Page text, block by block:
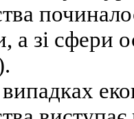
а зі сфери